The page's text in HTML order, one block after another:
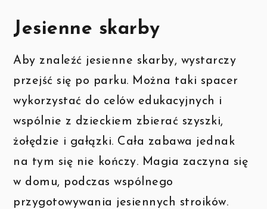
Jesienne skarby
Aby znaleźć jesienne skarby, wystarczy
przejść się po parku. Można taki spacer
wykorzystać do celów edukacyjnych i
wspólnie z dzieckiem zbierać szyszki,
żołędzie i gałązki. Cała zabawa jednak
na tym się nie kończy. Magia zaczyna się
w domu, podczas wspólnego
przygotowywania jesiennych stroików.